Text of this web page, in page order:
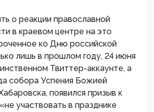
о реакции православной
в краевом центре на это
ко Дню российской
лишь в прошлом году, 24 июня
Твиттер-аккаунте, а
собора Успения Божией
появился призыв к
участвовать в празднике